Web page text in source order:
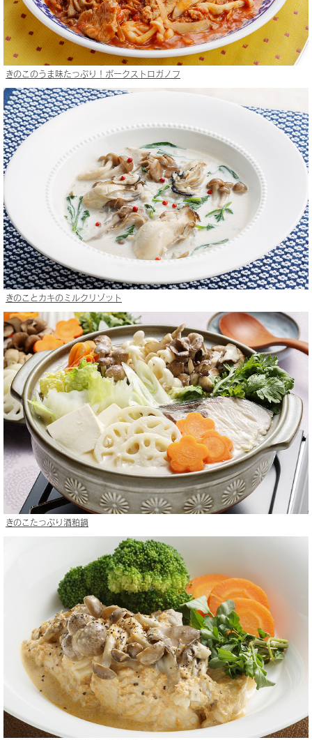
きのこのうま味たっぷり！ポークストロガノフ
きのことカキのミルクリゾット
きのこたっぷり酒粕鍋